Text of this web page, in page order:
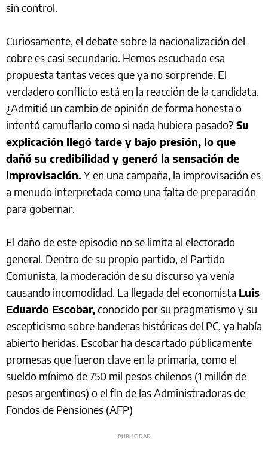
sin control.
Curiosamente, el debate sobre la nacionalización del
cobre es casi secundario. Hemos escuchado esa
propuesta tantas veces que ya no sorprende. El
verdadero conflicto está en la reacción de la candidata.
¿Admitió un cambio de opinión de forma honesta o
intentó camuflarlo como si nada hubiera pasado? Su
explicación llegó tarde y bajo presión, lo que
dañó su credibilidad y generó la sensación de
improvisación.Y en una campaña, la improvisación es
a menudo interpretada como una falta de preparación
para gobernar.
El daño de este episodio no se limita al electorado
general. Dentro de su propio partido, el Partido
Comunista, la moderación de su discurso ya venía
causando incomodidad. La llegada del economista Luis
Eduardo Escobar,conocido por su pragmatismo y su
escepticismo sobre banderas históricas del PC, ya había
abierto heridas. Escobar ha descartado públicamente
promesas que fueron clave en la primaria, como el
sueldo mínimo de 750 mil pesos chilenos (1 millón de
pesos argentinos) o el fin de las Administradoras de
Fondos de Pensiones (AFP)